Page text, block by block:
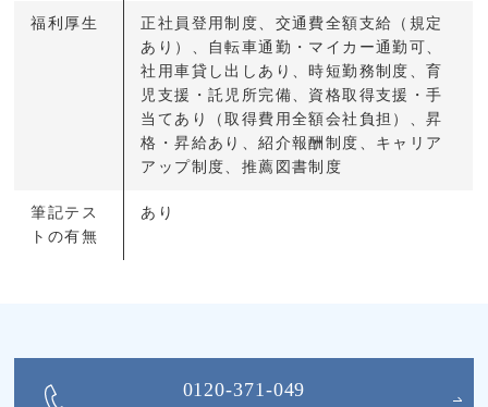
福利厚生
正社員登用制度、交通費全額支給（規定
あり）、自転車通勤・マイカー通勤可、
社用車貸し出しあり、時短勤務制度、育
児支援・託児所完備、資格取得支援・手
当てあり（取得費用全額会社負担）、昇
格・昇給あり、紹介報酬制度、キャリア
アップ制度、推薦図書制度
筆記テス
トの有無
あり
0120-371-049